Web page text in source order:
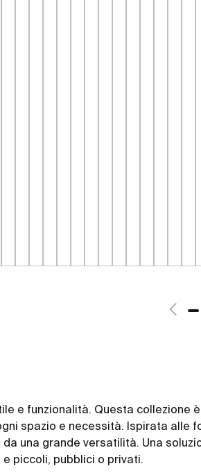
e funzionalità. Questa collezione
spazio e necessità. Ispirata alle
una grande versatilità. Una
piccoli, pubblici o privati.